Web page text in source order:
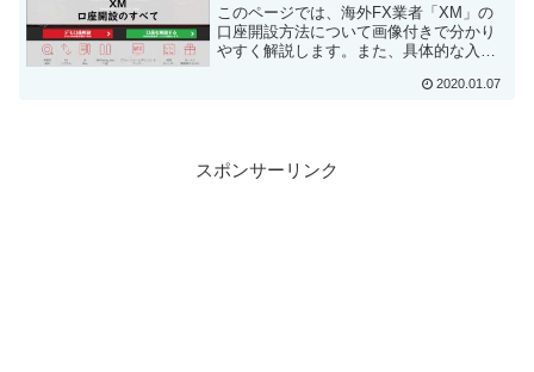
このページでは、海外FX業者「XM」の
口座開設方法について画像付きで分かり
やすく解説します。また、具体的な入力
ページを読みながら作業を行えば、初め
2020.01.07
スポンサーリンク